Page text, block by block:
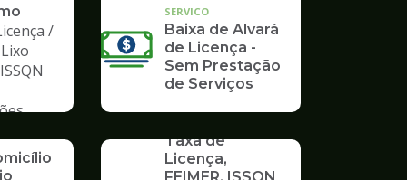
/
SERVICO
Baixa de Alvará
de Licença -
Sem Prestação
de Serviços
Taxa de
Licença,